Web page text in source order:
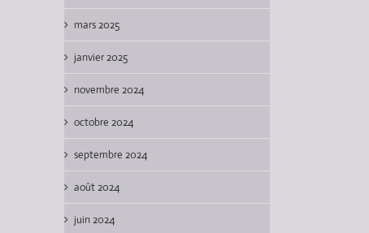
mars 2025
janvier 2025
novembre 2024
octobre 2024
septembre 2024
août 2024
juin 2024